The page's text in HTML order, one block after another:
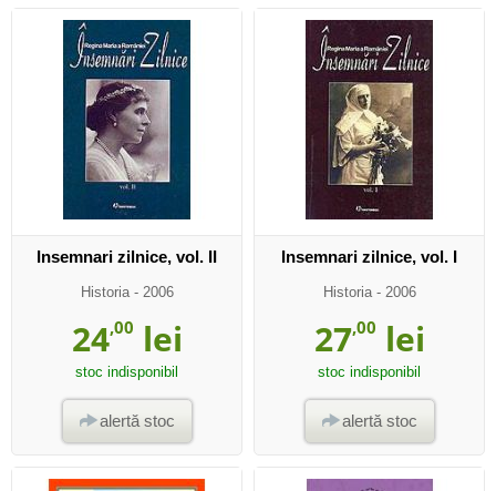
Insemnari zilnice, vol. II
Historia- 2006
24,00 lei
stoc indisponibil
alertă stoc
Insemnari zilnice, vol. I
Historia- 2006
27,00 lei
stoc indisponibil
alertă stoc